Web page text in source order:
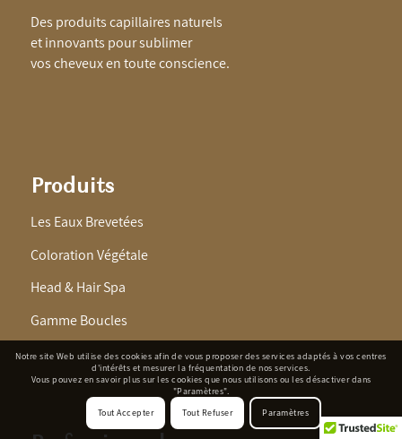
Des produits capillaires naturels
et innovants pour sublimer
vos cheveux en toute conscience.
Produits
Les Eaux Brevetées
Coloration Végétale
Head & Hair Spa
Gamme Boucles
Notre site Web utilise des cookies afin de vous proposer des services adaptés à vos centres
d'intérêts et mesurer la fréquentation de nos services.
Vous pouvez en savoir plus sur les cookies que nous utilisons ou les désactiver dans
"Paramètres".
Tout Accepter
Tout Refuser Paramètres